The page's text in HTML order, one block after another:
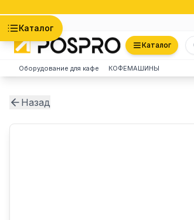
Каталог
Каталог
Оборудование для кафе КОФЕМАШИНЫ
Назад